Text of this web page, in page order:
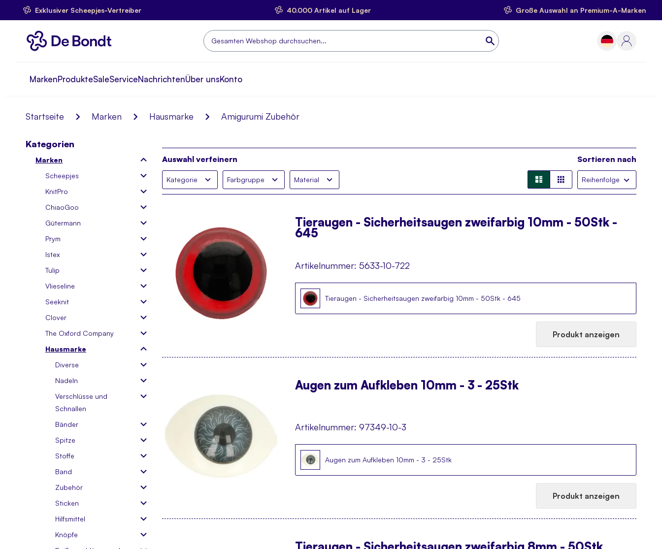
Exklusiver Scheepjes-Vertreiber 40.000 Artikel auf Lager Große Auswahl an Premium-A-Marken
Skip
to
Content
Suche
MarkenProdukteSaleServiceNachrichtenÜber unsKonto
Startseite Marken Hausmarke Amigurumi Zubehör
Auswahl verfeinern
Kategorie Farbgruppe Material
Sortieren nach
Liste
Tieraugen - Sicherheitsaugen zweifarbig 10mm - 50Stk -
645
Artikelnummer: 5633-10-722
Tieraugen - Sicherheitsaugen zweifarbig 10mm - 50Stk - 645
Produkt anzeigen
Augen zum Aufkleben 10mm - 3 - 25Stk
Artikelnummer: 97349-10-3
Augen zum Aufkleben 10mm - 3 - 25Stk
Produkt anzeigen
Kategorien
Marken
Scheepjes
KnitPro
ChiaoGoo
Gütermann
Prym
Istex
Tulip
Vlieseline
Seeknit
Clover
The Oxford Company
Hausmarke
Diverse
Nadeln
Verschlüsse und
Schnallen
Bänder
Spitze
Stoffe
Band
Zubehör
Sticken
Hilfsmittel
Knöpfe